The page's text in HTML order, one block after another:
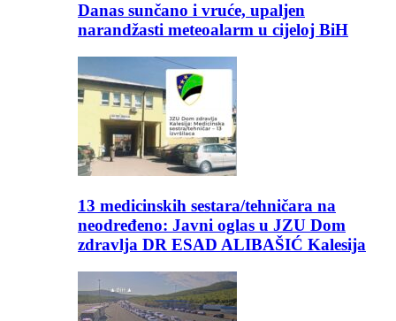
Danas sunčano i vruće, upaljen
narandžasti meteoalarm u cijeloj BiH
13 medicinskih sestara/tehničara na
neodređeno: Javni oglas u JZU Dom
zdravlja DR ESAD ALIBAŠIĆ Kalesija